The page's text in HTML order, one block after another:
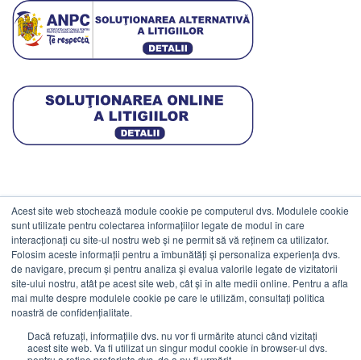
Acest site web stochează module cookie pe computerul dvs. Modulele cookie
sunt utilizate pentru colectarea informațiilor legate de modul în care
interacționați cu site-ul nostru web și ne permit să vă reținem ca utilizator.
Folosim aceste informații pentru a îmbunătăți și personaliza experiența dvs.
de navigare, precum și pentru analiza și evalua valorile legate de vizitatorii
site-ului nostru, atât pe acest site web, cât și în alte medii online. Pentru a afla
mai multe despre modulele cookie pe care le utilizăm, consultați politica
noastră de confidențialitate.
Dacă refuzați, informațiile dvs. nu vor fi urmărite atunci când vizitați
acest site web. Va fi utilizat un singur modul cookie în browser-ul dvs.
DATE COMERCIALE
ESTICO S.R.L.
CIF: RO1094402.
Reg.Com: J08/469/1991.